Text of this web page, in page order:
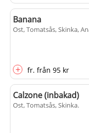
Banana
Ost, Tomatsås, Skinka,
+ fr. från 95 kr
Calzone (inbakad)
Ost, Tomatsås, Skinka.